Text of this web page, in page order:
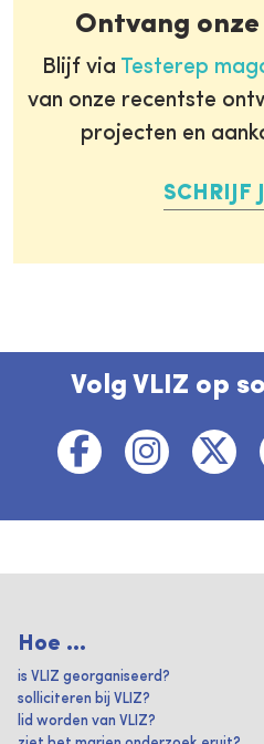
Ontvang
Blijf via Testerep
van onze recentste
projecten en
SCHRIJF
Volg VLIZ op
Hoe ...
is VLIZ georganiseerd?
solliciteren bij VLIZ?
lid worden van VLIZ?